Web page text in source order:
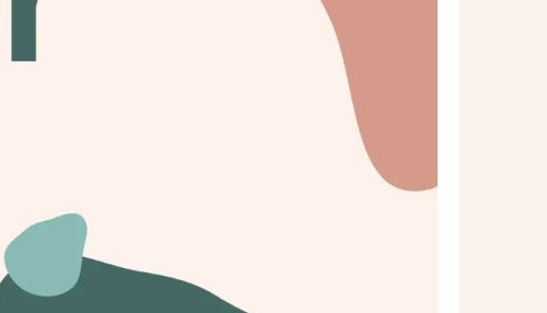
défendre vos intérêts.
et engagé pour défendre vos intérêts